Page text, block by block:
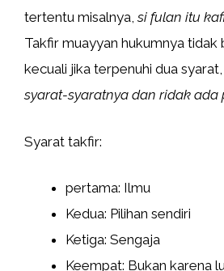
tertentu misalnya,si fulan itu
Takfir muayyan hukumnya tidak
kecuali jika terpenuhi dua
syarat-syaratnya dan ridak ada
Syarat takfir:
pertama: Ilmu
Kedua: Pilihan sendiri
Ketiga: Sengaja
Keempat: Bukan karena